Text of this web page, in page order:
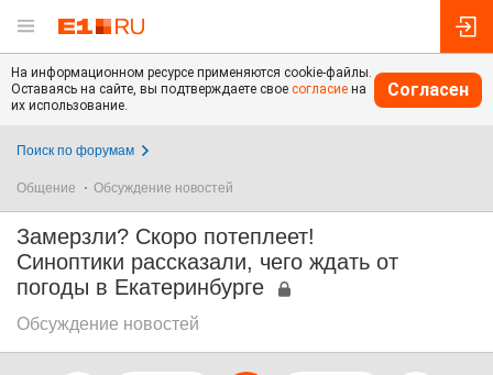
На информационном ресурсе применяются cookie-файлы.
Оставаясь на сайте, вы подтверждаете свое согласие на
их использование.
Согласен
Поиск по форумам
Общение Обсуждение новостей
Замерзли? Скоро потеплеет!
Синоптики рассказали, чего ждать от
погоды в Екатеринбурге
Обсуждение новостей